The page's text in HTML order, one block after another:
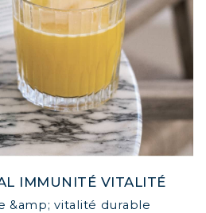
IMMUNITÉ VITALITÉ
&amp; vitalité durable